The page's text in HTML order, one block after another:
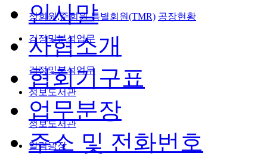
정회원,준회원 특별회원(TMR) 공장현황
검정및분석업무
검정및분석업무
정보도서관
정보도서관
알림광장
인사말
사협소개
협회기구표
업무분장
주소 및 전화번호